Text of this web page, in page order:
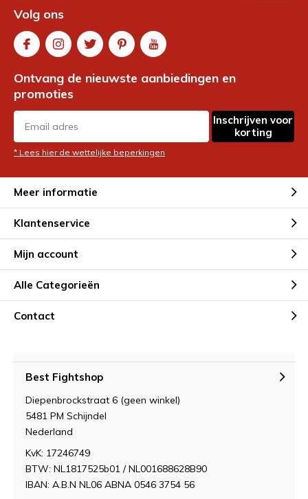
Volg ons
Ontvang de nieuwste aanbiedingen en
promoties
Inschrijven voor
korting
* Lees hier de wettelijke beperkingen
Meer informatie
Klantenservice
Mijn account
Alle Categorieën
Contact
Best Fightshop
Diepenbrockstraat 6 (geen winkel)
5481 PM Schijndel
Nederland
KvK: 17246749
BTW: NL1817525b01 / NL001688628B90
IBAN: A.B.N NL06 ABNA 0546 3754 56